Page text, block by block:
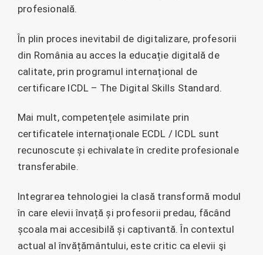
profesională.
În plin proces inevitabil de digitalizare, profesorii
din România au acces la educație digitală de
calitate, prin programul internațional de
certificare ICDL – The Digital Skills Standard.
Mai mult, competențele asimilate prin
certificatele internaționale ECDL / ICDL sunt
recunoscute și echivalate în credite profesionale
transferabile.
Integrarea tehnologiei la clasă transformă modul
în care elevii învață și profesorii predau, făcând
școala mai accesibilă și captivantă. În contextul
actual al învățământului, este critic ca elevii şi